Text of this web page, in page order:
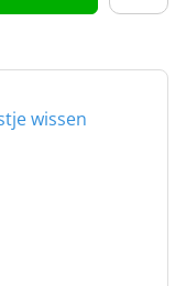
wissen